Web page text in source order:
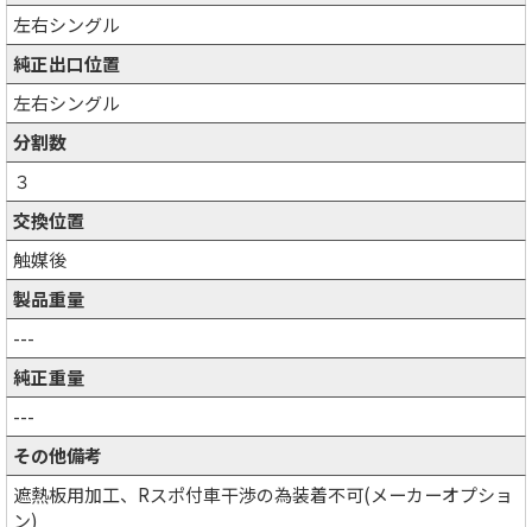
左右シングル
純正出口位置
左右シングル
分割数
３
交換位置
触媒後
製品重量
---
純正重量
---
その他備考
遮熱板用加工、Rスポ付車干渉の為装着不可(メーカーオプショ
ン)